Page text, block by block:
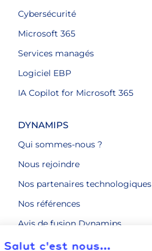
Cybersécurité
Microsoft 365
Services managés
Logiciel EBP
IA Copilot for Microsoft 365
DYNAMIPS
Qui sommes-nous ?
Nous rejoindre
Nos partenaires technologiques
Nos références
Avis de fusion Dynamips